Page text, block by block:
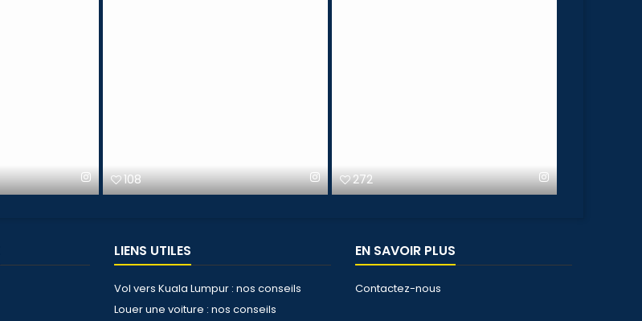
108 272
LIENS UTILES
Vol vers Kuala Lumpur : nos conseils
Louer une voiture : nos conseils
EN SAVOIR PLUS
Contactez-nous